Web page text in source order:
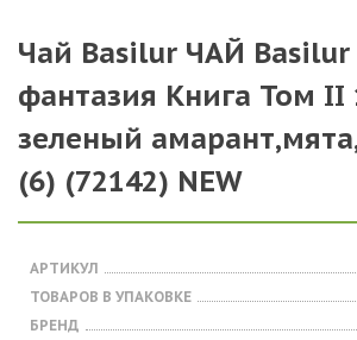
Чай Basilur ЧАЙ Basilur
фантазия Книга Том II
зеленый
(6) (72142) NEW
АРТИКУЛ
ТОВАРОВ В УПАКОВКЕ
БРЕНД